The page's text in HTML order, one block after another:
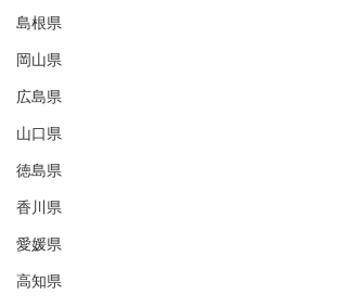
島根県
岡山県
広島県
山口県
徳島県
香川県
愛媛県
高知県